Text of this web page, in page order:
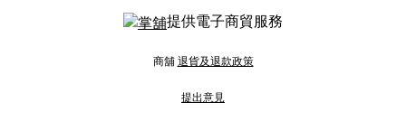
提供電子商貿服務
商舖 退貨及退款政策
提出意見